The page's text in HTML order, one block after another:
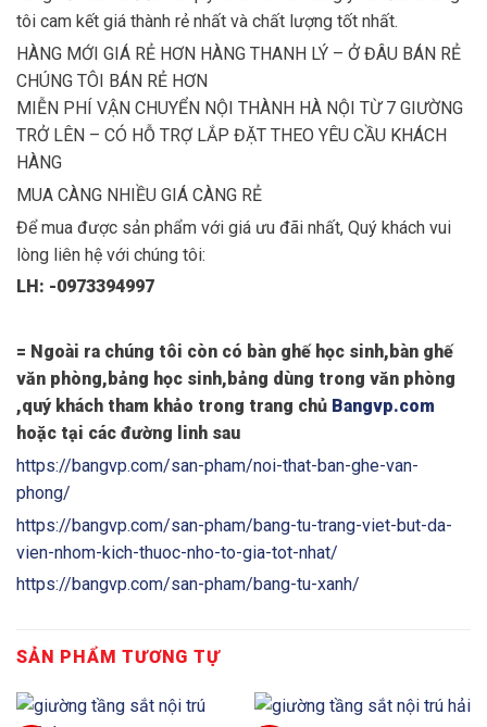
tôi cam kết giá thành rẻ nhất và chất lượng tốt nhất.
HÀNG MỚI GIÁ RẺ HƠN HÀNG THANH LÝ – Ở ĐÂU BÁN RẺ
CHÚNG TÔI BÁN RẺ HƠN
MIỄN PHÍ VẬN CHUYỂN NỘI THÀNH HÀ NỘI TỪ 7 GIƯỜNG
TRỞ LÊN – CÓ HỖ TRỢ LẮP ĐẶT THEO YÊU CẦU KHÁCH
HÀNG
MUA CÀNG NHIỀU GIÁ CÀNG RẺ
Để mua được sản phẩm với giá ưu đãi nhất, Quý khách vui
lòng liên hệ với chúng tôi:
LH: -0973394997
= Ngoài ra chúng tôi còn có bàn ghế học sinh,bàn ghế
văn phòng,bảng học sinh,bảng dùng trong văn phòng
,quý khách tham khảo trong trang chủ Bangvp.com
hoặc tại các đường linh sau
https://bangvp.com/san-pham/noi-that-ban-ghe-van-
phong/
https://bangvp.com/san-pham/bang-tu-trang-viet-but-da-
vien-nhom-kich-thuoc-nho-to-gia-tot-nhat/
https://bangvp.com/san-pham/bang-tu-xanh/
SẢN PHẨM TƯƠNG TỰ